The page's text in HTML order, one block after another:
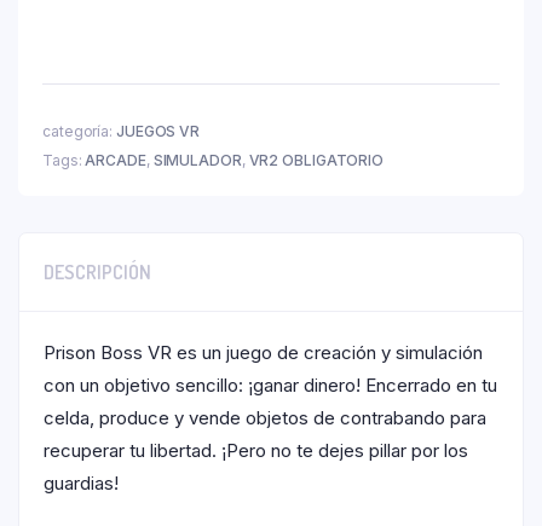
categoría: JUEGOS VR
Tags: ARCADE, SIMULADOR, VR2 OBLIGATORIO
DESCRIPCIÓN
Prison Boss VR es un juego de creación y simulación
con un objetivo sencillo: ¡ganar dinero! Encerrado en tu
celda, produce y vende objetos de contrabando para
recuperar tu libertad. ¡Pero no te dejes pillar por los
guardias!